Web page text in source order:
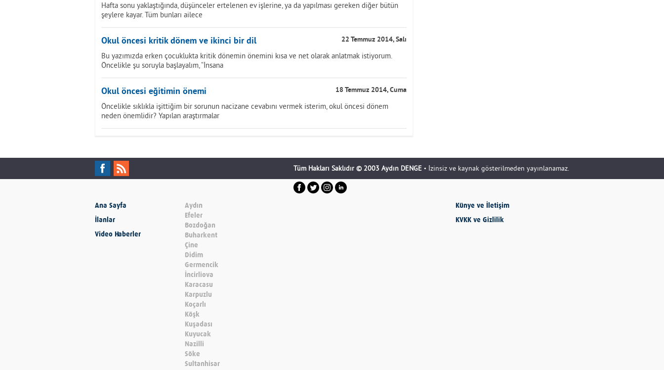
Hafta sonu yaklaştığında, düşünceler ertelenen ev işlerine, ya da yapılması gereken diğer bütün
şeylere kayar. Tüm bunları ailece
Okul öncesi kritik dönem ve ikinci bir dil 22 Temmuz 2014, Salı
Bu yazımızda erken çocuklukta kritik dönemin önemini kısa ve net olarak anlatmak istiyorum.
Öncelikle şu soruyla başlayalım, “İnsana
Okul öncesi eğitimin önemi 18 Temmuz 2014, Cuma
Öncelikle sıklıkla işittiğim bir sorunun nacizane cevabını vermek isterim, okul öncesi dönem
neden önemlidir? Yapılan araştırmalar
Önder Eyvaz - Vaiz
Tüm Hakları Saklıdır © 2003 Aydın DENGE • İzinsiz ve kaynak gösterilmeden yayınlanamaz.
Ana Sayfa
İlanlar
Video Haberler
Aydın
Efeler
Bozdoğan
Buharkent
Çine
Didim
Germencik
İncirliova
Karacasu
Karpuzlu
Koçarlı
Köşk
Kuşadası
Kuyucak
Nazilli
Söke
Sultanhisar
Künye ve İletişim
KVKK ve Gizlilik